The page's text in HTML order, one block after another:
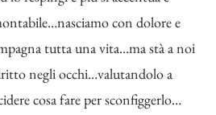
con dolore e
tutta una vita…ma stà a noi
negli occhi…valutandolo a
cosa fare per sconfiggerlo…